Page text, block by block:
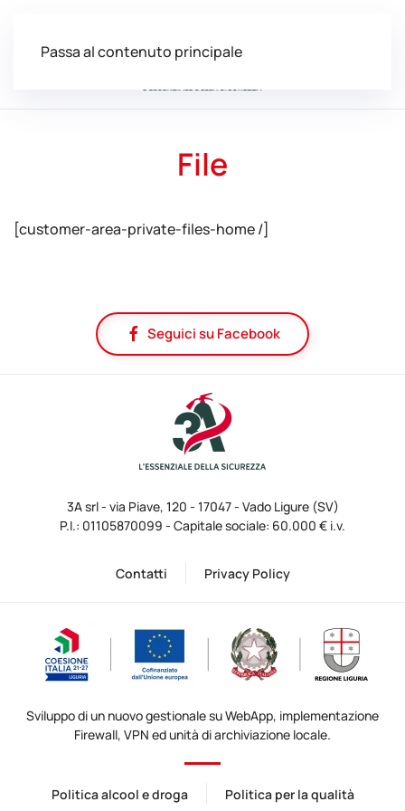
Passa al contenuto principale
File
[customer-area-private-files-home /]
Seguici su Facebook
3A srl - via Piave, 120 - 17047 - Vado Ligure (SV)
P.I.: 01105870099 - Capitale sociale: 60.000 € i.v.
Contatti Privacy Policy
Sviluppo di un nuovo gestionale su WebApp, implementazione
Firewall, VPN ed unità di archiviazione locale.
Politica alcool e droga Politica per la qualità